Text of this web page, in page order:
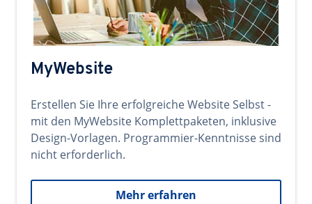
MyWebsite
Erstellen Sie Ihre erfolgreiche Website Selbst -
mit den MyWebsite Komplettpaketen, inklusive
Design-Vorlagen. Programmier-Kenntnisse sind
nicht erforderlich.
Mehr erfahren